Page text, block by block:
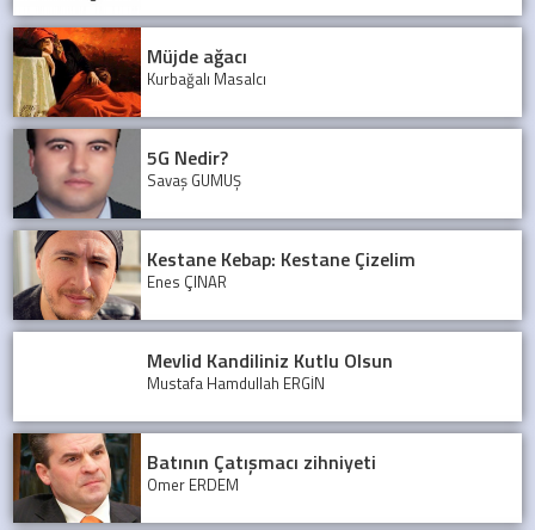
Müjde ağacı
Kurbağalı Masalcı
5G Nedir?
Savaş GÜMÜŞ
Kestane Kebap: Kestane Çizelim
Enes ÇINAR
Mevlid Kandiliniz Kutlu Olsun
Mustafa Hamdullah ERGİN
Batının Çatışmacı zihniyeti
Ömer ERDEM